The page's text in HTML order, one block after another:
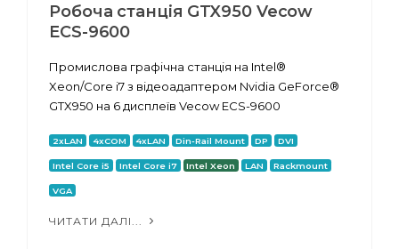
Робоча станція GTX950 Vecow
ECS-9600
Промислова графічна станція на Intel®
Xeon/Core i7 з відеоадаптером Nvidia GeForce®
GTX950 на 6 дисплеїв Vecow ECS-9600
2xLAN 4xCOM 4xLAN Din-Rail Mount DP DVI
Intel Core i5 Intel Core i7 Intel Xeon LAN Rackmount
VGA
ЧИТАТИ ДАЛІ...